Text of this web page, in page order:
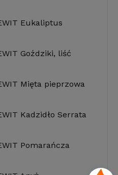
liść
pieprzowa
Serrata